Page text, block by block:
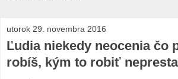
utorok 29. novembra 2016
Ľudia niekedy neocenia čo
robíš, kým to robiť